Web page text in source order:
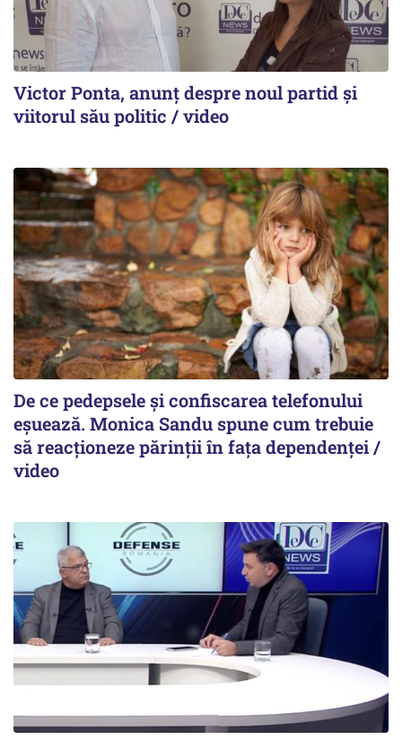
Victor Ponta, anunț despre noul partid și
viitorul său politic / video
De ce pedepsele și confiscarea telefonului
eșuează. Monica Sandu spune cum trebuie
să reacționeze părinții în fața dependenței /
video